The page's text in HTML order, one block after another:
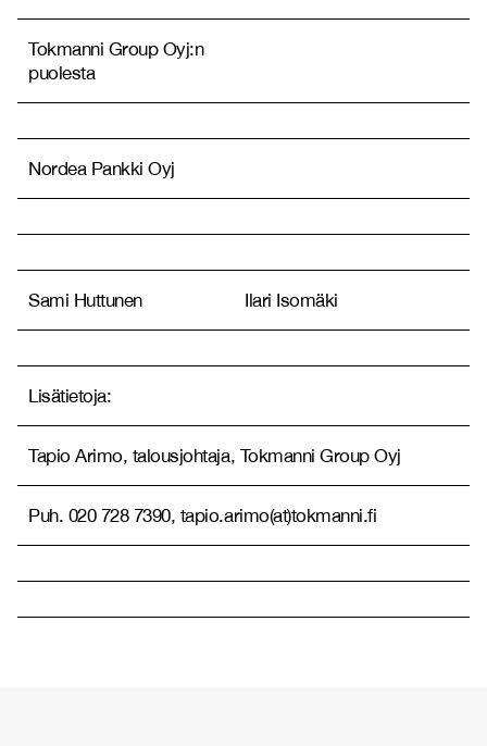
Tokmanni Group Oyj:n
puolesta
Nordea Pankki Oyj
Sami Huttunen Ilari Isomäki
Lisätietoja:
Tapio Arimo, talousjohtaja, Tokmanni Group Oyj
Puh. 020 728 7390, tapio.arimo(at)tokmanni.fi